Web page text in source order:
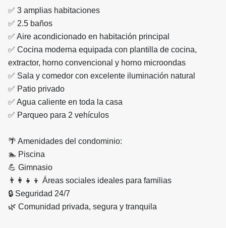
✅ 3 amplias habitaciones
✅ 2.5 baños
✅ Aire acondicionado en habitación principal
✅ Cocina moderna equipada con plantilla de cocina,
extractor, horno convencional y horno microondas
✅ Sala y comedor con excelente iluminación natural
✅ Patio privado
✅ Agua caliente en toda la casa
✅ Parqueo para 2 vehículos
🌴 Amenidades del condominio:
🏊 Piscina
💪 Gimnasio
👨‍👩‍👧‍👦 Áreas sociales ideales para familias
🔒 Seguridad 24/7
🌿 Comunidad privada, segura y tranquila